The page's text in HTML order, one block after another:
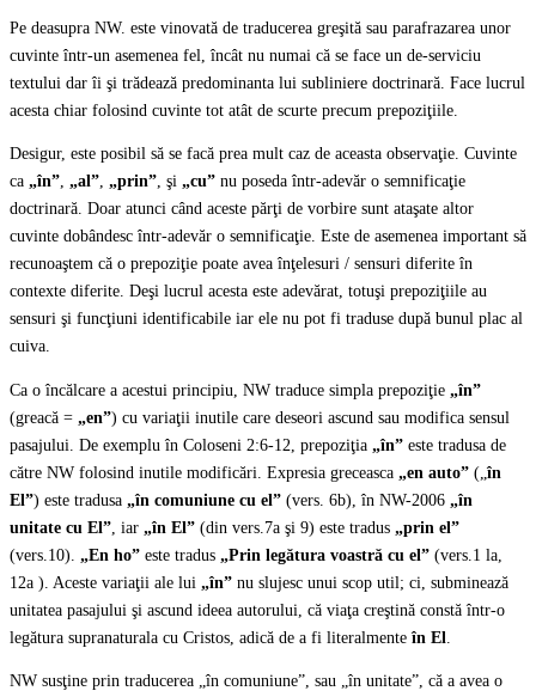
Pe deasupra NW. este vinovată de traducerea greşită sau parafrazarea unor
cuvinte într-un asemenea fel, încât nu numai că se face un de-serviciu
textului dar îi şi trădează predominanta lui subliniere doctrinară. Face lucrul
acesta chiar folosind cuvinte tot atât de scurte precum prepoziţiile.
Desigur, este posibil să se facă prea mult caz de aceasta observaţie. Cuvinte
ca „în”, „al”, „prin”, şi „cu” nu poseda într-adevăr o semnificaţie
doctrinară. Doar atunci când aceste părţi de vorbire sunt ataşate altor
cuvinte dobândesc într-adevăr o semnificaţie. Este de asemenea important să
recunoaştem că o prepoziţie poate avea înţelesuri / sensuri diferite în
contexte diferite. Deşi lucrul acesta este adevărat, totuşi prepoziţiile au
sensuri şi funcţiuni identificabile iar ele nu pot fi traduse după bunul plac al
cuiva.
Ca o încălcare a acestui principiu, NW traduce simpla prepoziţie „în”
(greacă = „en”) cu variaţii inutile care deseori ascund sau modifica sensul
pasajului. De exemplu în Coloseni 2:6-12, prepoziţia „în” este tradusa de
către NW folosind inutile modificări. Expresia greceasca „en auto” („ în
El”) este tradusa „în comuniune cu el” (vers. 6b), în NW-2006 „în
unitate cu El” , iar „în El” (din vers.7a şi 9) este tradus „prin el”
(vers.10). „En ho” este tradus „Prin legătura voastră cu el” (vers.1 la,
12a ). Aceste variaţii ale lui „în” nu slujesc unui scop util; ci, subminează
unitatea pasajului şi ascund ideea autorului, că viaţa creştină constă într-o
legătura supranaturala cu Cristos, adică de a fi literalmente în El
NW susţine prin traducerea „în comuniune”, sau „în unitate”, că a avea o